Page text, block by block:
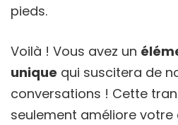
pieds.
Voilà ! Vous avez un
unique qui suscitera de
conversations ! Cette
seulement améliore